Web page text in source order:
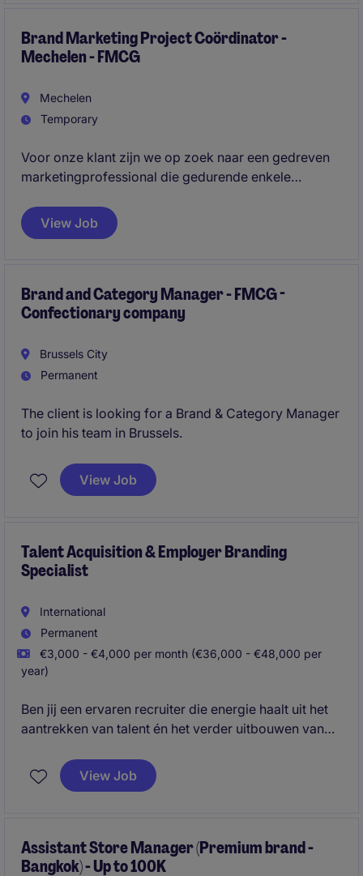
Brand Marketing Project Coördinator -
Mechelen - FMCG
Mechelen
Temporary
Voor onze klant zijn we op zoek naar een gedreven
marketingprofessional die gedurende enkele
consumentenmerk. In deze veelzijdige functie
combineer je innovatie, communicatie, activatie en
View Job
Brand and Category Manager - FMCG -
Confectionary company
Brussels City
Permanent
The client is looking for a Brand & Category Manager
to join his team in Brussels.
View Job
Talent Acquisition & Employer Branding
Specialist
International
Permanent
€3,000 - €4,000 per month (€36,000 - €48,000 per
year)
Ben jij een ervaren recruiter die energie haalt uit het
aantrekken van talent én het verder uitbouwen van
functie de ideale mix tussen operationele rekrutering,
strategisch talentmanagement en employer branding.
View Job
Assistant Store Manager (Premium brand -
Bangkok) - Up to 100K